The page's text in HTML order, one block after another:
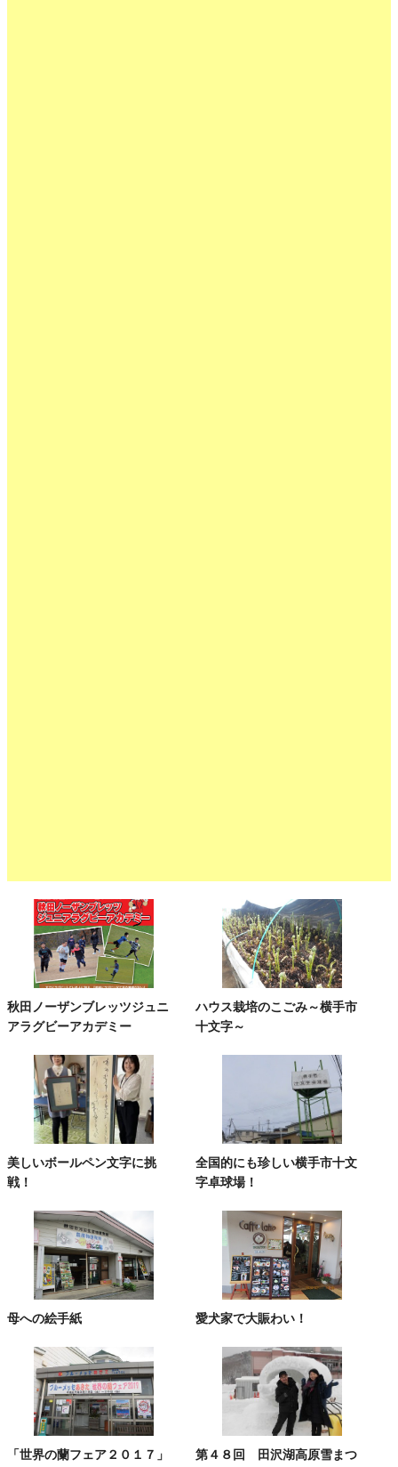
秋田ノーザンブレッツジュニ
アラグビーアカデミー
ハウス栽培のこごみ～横手市
十文字～
美しいボールペン文字に挑
戦！
全国的にも珍しい横手市十文
字卓球場！
母への絵手紙 愛犬家で大賑わい！
「世界の蘭フェア２０１７」
第４８回 田沢湖高原雪まつ